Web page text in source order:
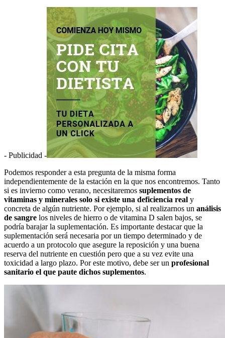
- Publicidad -
Podemos responder a esta pregunta de la misma forma
independientemente de la estación en la que nos encontremos. Tanto
si es invierno como verano, necesitaremos suplementos de
vitaminas y minerales solo si existe una deficiencia real y
concreta de algún nutriente. Por ejemplo, si al realizarnos un análisis
de sangre los niveles de hierro o de vitamina D salen bajos, se
podría barajar la suplementación. Es importante destacar que la
suplementación será necesaria por un tiempo determinado y de
acuerdo a un protocolo que asegure la reposición y una buena
reserva del nutriente en cuestión pero que a su vez evite una
toxicidad a largo plazo. Por este motivo, debe ser un profesional
sanitario el que paute dichos suplementos.